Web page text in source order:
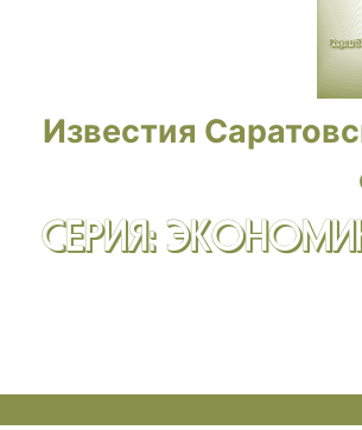
Известия
СЕРИЯ: